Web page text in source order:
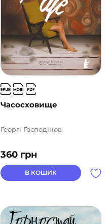
Часосховище
360 грн
Ґеорґі Ґосподінов
В КОШИК